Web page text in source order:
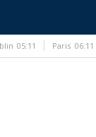
05:11 Paris 06:11